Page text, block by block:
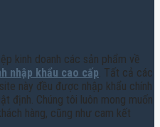
kinh doanh các sản phẩm về
nhập khẩu cao cấp. Tất cả các
này đều được nhập khẩu chính
định. Chúng tôi luôn mong muốn
hàng, cũng như cam kết